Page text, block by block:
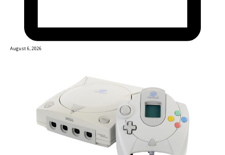
August 6, 2026